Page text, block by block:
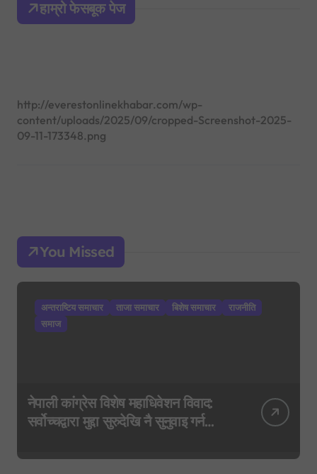
o
हाम्रो फेसबूक पेज
http://everestonlinekhabar.com/wp-
content/uploads/2025/09/cropped-Screenshot-2025-
09-11-173348.png
You Missed
अन्तराष्टिय समाचार ताजा समाचार बिशेष समाचार
राजनीति
समाज
नेपाली कांग्रेस विशेष महाधिवेशन विवाद:
सर्वोच्चद्वारा मुद्दा सुरुदेखि नै सुनुवाइ गर्न